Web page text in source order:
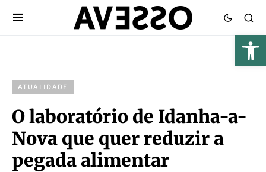
ATUALIDADE
O laboratório de Idanha-a-
Nova que quer reduzir a
pegada alimentar